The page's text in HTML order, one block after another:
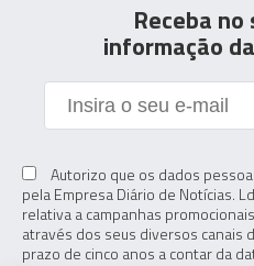
Receba
informação
Autorizo que os dados
pela Empresa Diário de Notícias.
relativa a campanhas
através dos seus diversos canais
prazo de cinco anos a contar da